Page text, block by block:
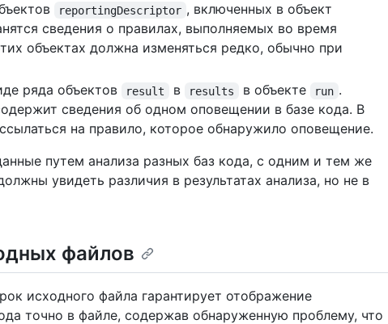
reportingDescriptor , включенных в объект
сведения о правилах, выполняемых во время
объектах должна изменяться редко, обычно при
ряда объектов
result в results в объекте run .
сведения об одном оповещении в базе кода. В
на правило, которое обнаружило оповещение.
путем анализа разных баз кода, с одним и тем же
увидеть различия в результатах анализа, но не в
файлов
исходного файла гарантирует отображение
точно в файле, содержав обнаруженную проблему, что